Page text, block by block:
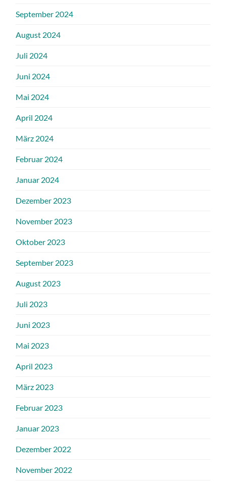
September 2024
August 2024
Juli 2024
Juni 2024
Mai 2024
April 2024
März 2024
Februar 2024
Januar 2024
Dezember 2023
November 2023
Oktober 2023
September 2023
August 2023
Juli 2023
Juni 2023
Mai 2023
April 2023
März 2023
Februar 2023
Januar 2023
Dezember 2022
November 2022